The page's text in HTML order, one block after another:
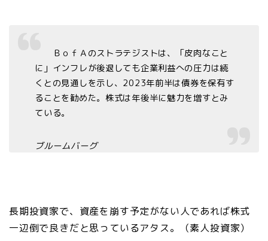
ＢｏｆＡのストラテジストは、「皮肉なこと
に」インフレが後退しても企業利益への圧力は続
くとの見通しを示し、2023年前半は債券を保有す
ることを勧めた。株式は年後半に魅力を増すとみ
ている。
ブルームバーグ
長期投資家で、資産を崩す予定がない人であれば株式
一辺倒で良きだと思っているアタス。（素人投資家）